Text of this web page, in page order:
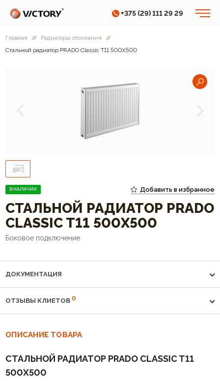
+375 (29) 111 29 29
Главная // Радиаторы отопления
//
Cтальной радиатор PRADO Classic T11 500Х500
В НАЛИЧИИ
CТАЛЬНОЙ РАДИАТОР PRADO
CLASSIC T11 500Х500
Боковое подключение
Добавить в избранное
ДОКУМЕНТАЦИЯ
ОТЗЫВЫ КЛИЕТОВ 0
ОПИСАНИЕ ТОВАРА
CТАЛЬНОЙ РАДИАТОР PRADO CLASSIC T11
500Х500